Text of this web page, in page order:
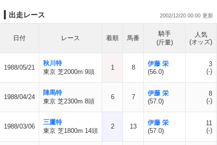
出走レース 2002/12/20 00:00
日付 レース 着順 馬番
騎手
(斤量)
人気
(オッズ)
1988/05/21
秋川特
東京 芝2000m 9頭
1 8
伊藤 栄
(56.0)
3
(-)
1988/04/24
陣馬特
東京 芝2300m 8頭
6 7
伊藤 栄
(57.0)
8
(-)
1988/03/06
三鷹特
東京 芝1800m 14頭
2 13
伊藤 栄
(57.0)
11
(-)